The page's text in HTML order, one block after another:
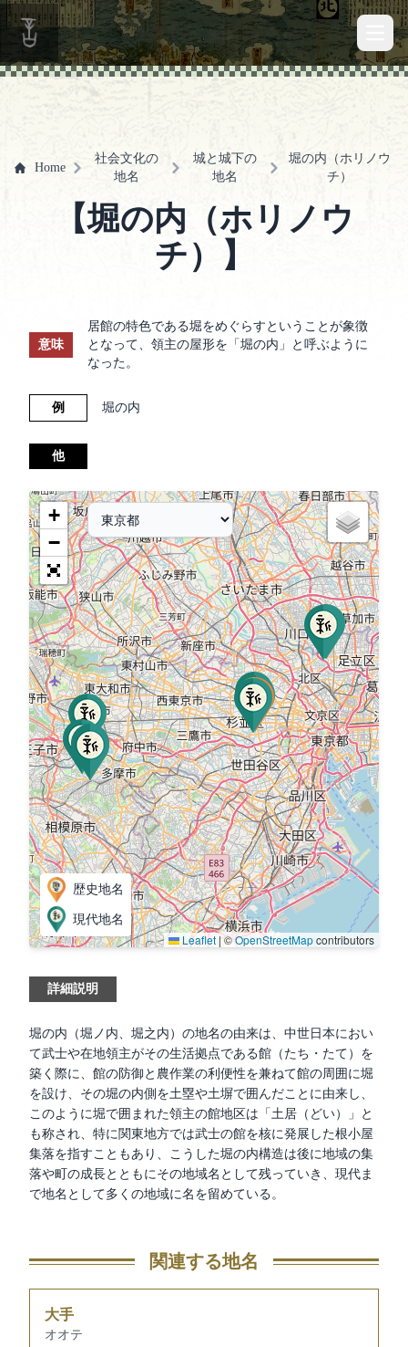
Home
社会文化の
地名
城と城下の
地名
堀の内（ホリノウ
チ）
【堀の内（ホリノウ
チ）】
意味
居館の特色である堀をめぐらすということが象徴
となって、領主の屋形を「堀の内」と呼ぶように
なった。
例 堀の内
他
歴史地名
現代地名
+
−
Leaflet|©OpenStreetMapcontributors
詳細説明
堀の内（堀ノ内、堀之内）の地名の由来は、中世日本におい
て武士や在地領主がその生活拠点である館（たち・たて）を
築く際に、館の防御と農作業の利便性を兼ねて館の周囲に堀
を設け、その堀の内側を土塁や土塀で囲んだことに由来し、
このように堀で囲まれた領主の館地区は「土居（どい）」と
も称され、特に関東地方では武士の館を核に発展した根小屋
集落を指すこともあり、こうした堀の内構造は後に地域の集
落や町の成長とともにその地域名として残っていき、現代ま
で地名として多くの地域に名を留めている。
関連する地名
大手
オオテ